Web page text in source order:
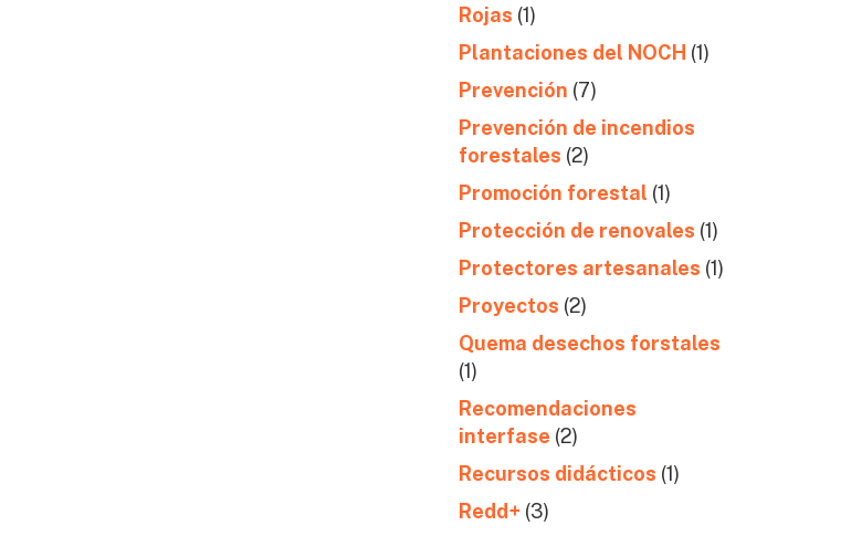
Rojas (1)
Plantaciones del NOCH (1)
Prevención (7)
Prevención de incendios
forestales (2)
Promoción forestal (1)
Protección de renovales (1)
Protectores artesanales (1)
Proyectos (2)
Quema desechos forstales
(1)
Recomendaciones
interfase (2)
Recursos didácticos (1)
Redd+ (3)